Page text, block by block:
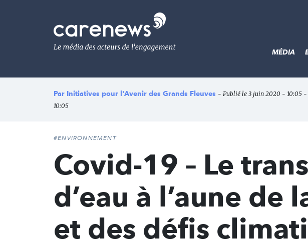
Le
média
de
l'engagement
MÉDIA
Par Initiatives pour l'Avenir des Grands Fleuves - Publié le 3 juin 2020 - 10:05
10:05
#ENVIRONNEMENT
Covid-19 – Le
d’eau à l’aune de
et des défis